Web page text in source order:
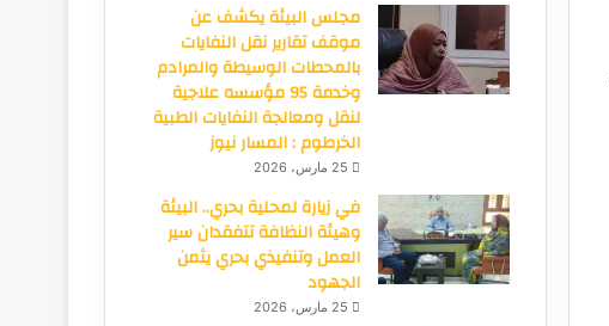
مجلس البيئة يكشف عن
موقف تقارير نقل النفايات
بالمحطات الوسيطة والمرادم
وخدمة 95 مؤسسه علاجية
لنقل ومعالجة النفايات الطبية
الخرطوم : المسار نيوز
25 مارس، 2026
في زيارة لمحلية بحري.. البيئة
وهيئة النظافة تتفقدان سير
العمل وتنفيذي بحري يثمن
الجهود
25 مارس، 2026